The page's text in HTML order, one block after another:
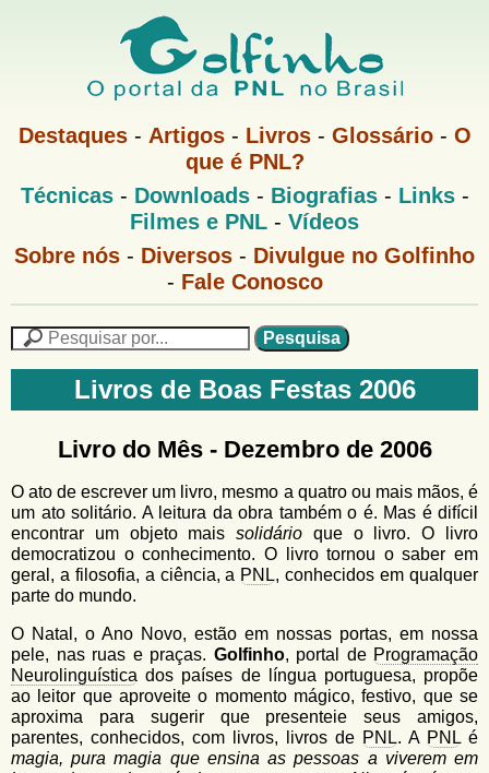
Pular
para
o
principal
G
f
i
n
h
o
M
u
Destaques- Artigos- Livros- Glossário- O
que é PNL?
M
e
P
Técnicas- Downloads- Biografias- Links-
Filmes e PNL - Vídeos
G
n
u
Sobre nós - Diversos - Divulgue no Golfinho
- Fale Conosco
F
u
l
á
r
i
o
d
e
b
e
a
n
o
G
o
l
f
i
n
h
o
Livros de Boas Festas 2006
Livro do Mês - Dezembro de 2006
O ato de escrever um livro, mesmo a quatro ou mais mãos, é
um ato solitário. A leitura da obra também o é. Mas é difícil
encontrar um objeto maissolidário que o livro. O livro
democratizou o conhecimento. O livro tornou o saber em
geral, a filosofia, a ciência, a PNL, conhecidos em qualquer
parte do mundo.
O Natal, o Ano Novo, estão em nossas portas, em nossa
pele, nas ruas e praças. Golfinho, portal de Programação
Neurolinguística dos países de língua portuguesa, propõe
ao leitor que aproveite o momento mágico, festivo, que se
aproxima para sugerir que presenteie seus amigos,
parentes, conhecidos, com livros, livros de PNL. A PNL é
magia, pura magia que ensina as pessoas a viverem em